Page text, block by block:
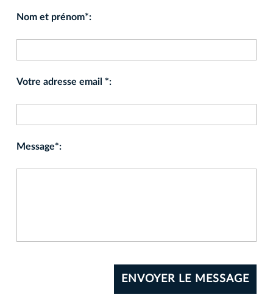
Nom et prénom*:
Votre adresse email *:
Message*: